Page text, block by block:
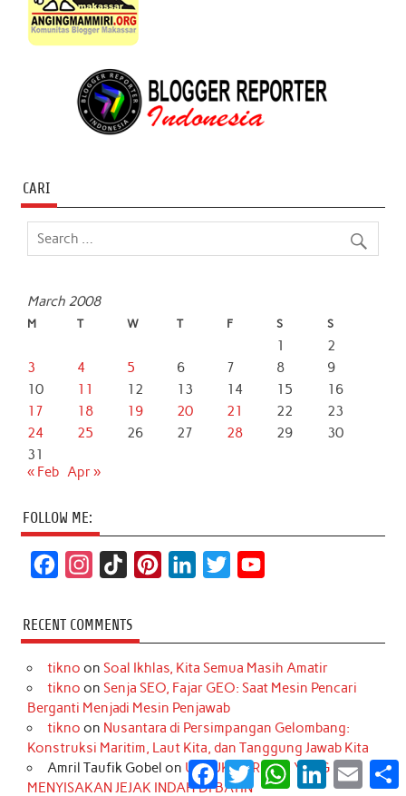
CARI
March 2008
M T W T F S S
1
2
3
4 5 6 7 8
9
10
11 12 13 14 15
16
17
18 19 20 21 22
23
24
25 26 27 28 29
30
31
« Feb Apr »
FOLLOW ME:
c
e
b
o
k
s
t
a
r
a
m
k
T
o
k
t
e
r
e
s
t
k
e
d
I
n
t
t
r
T
u
e
RECENT COMMENTS
tikno on Soal Ikhlas, Kita Semua Masih Amatir
tikno on Senja SEO, Fajar GEO: Saat Mesin Pencari
Berganti Menjadi Mesin Penjawab
tikno on Nusantara di Persimpangan Gelombang:
Konstruksi Maritim, Laut Kita, dan Tanggung Jawab Kita
Amril Taufik Gobel on UNTUK MEREKA, YANG
MENYISAKAN JEJAK INDAH DI BATIN
Facebook
TwitterWhatsApp
LinkedInEmail